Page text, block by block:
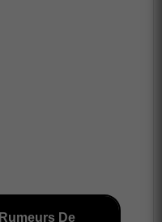
Rumeurs De